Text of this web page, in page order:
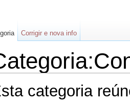
categoria
Corrigir e nova info